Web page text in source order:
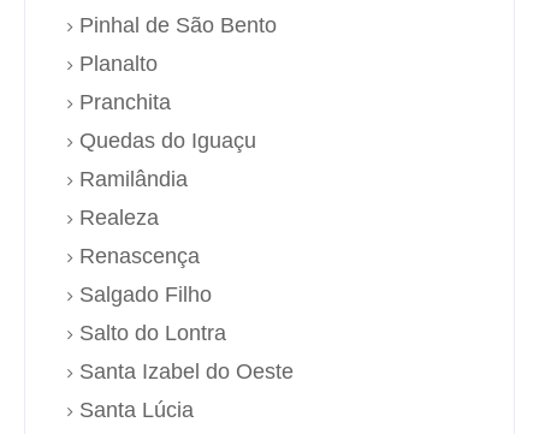
Pinhal de São Bento
Planalto
Pranchita
Quedas do Iguaçu
Ramilândia
Realeza
Renascença
Salgado Filho
Salto do Lontra
Santa Izabel do Oeste
Santa Lúcia